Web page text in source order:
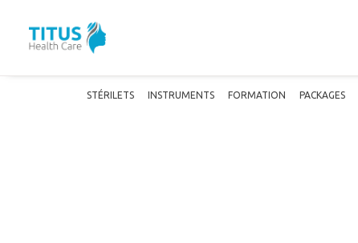
STÉRILETS INSTRUMENTS FORMATION PACKAGES